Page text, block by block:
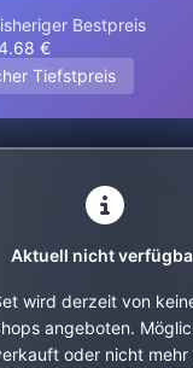
Bestpreis
€
Tiefstpreis
Aktuell nicht
wird derzeit von
angeboten.
oder nicht mehr